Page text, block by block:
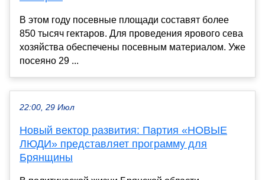
В этом году посевные площади составят более
850 тысяч гектаров. Для проведения ярового сева
хозяйства обеспечены посевным материалом. Уже
посеяно 29 ...
22:00, 29 Июл
Новый вектор развития: Партия «НОВЫЕ
ЛЮДИ» представляет программу для
Брянщины